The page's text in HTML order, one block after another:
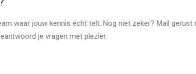
waar jouw kennis écht telt. Nog niet zeker? Mail gerust
je vragen met plezier.